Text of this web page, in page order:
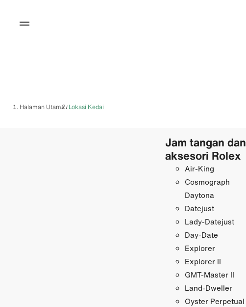
Halaman Utama/ Lokasi Kedai
Jam tangan dan
aksesori Rolex
Air-King
Cosmograph
Daytona
Datejust
Lady-Datejust
Day-Date
Explorer
Explorer II
GMT-Master II
Land-Dweller
Oyster Perpetual